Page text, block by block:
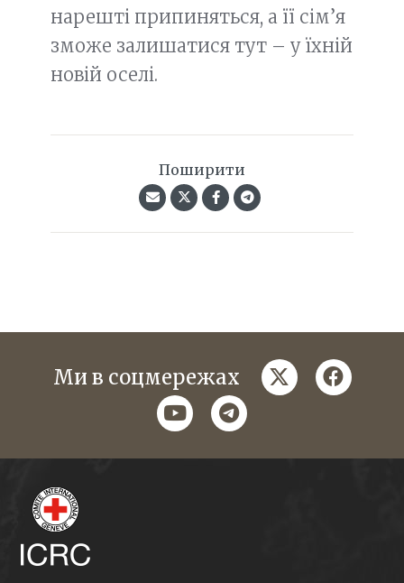
нарешті припиняться, а її сім’я
зможе залишатися тут – у їхній
новій оселі.
Поширити
Ми в соцмережах twitter
youtubetelegram